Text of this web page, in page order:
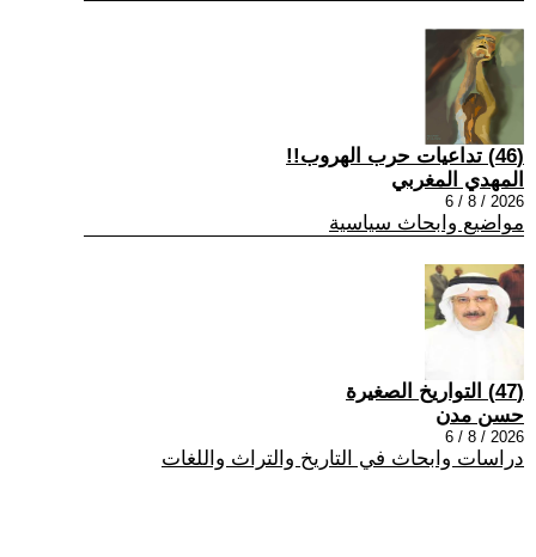
(46) تداعيات حرب الهروب!!
المهدي المغربي
2026 / 8 / 6
مواضيع وابحاث سياسية
(47) التواريخ الصغيرة
حسن مدن
2026 / 8 / 6
دراسات وابحاث في التاريخ والتراث واللغات